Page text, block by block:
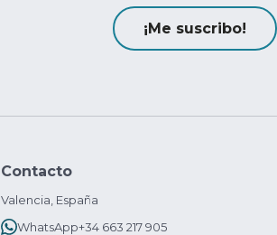
¡Me suscribo!
Contacto
Valencia, España
WhatsApp+34 663 217 905